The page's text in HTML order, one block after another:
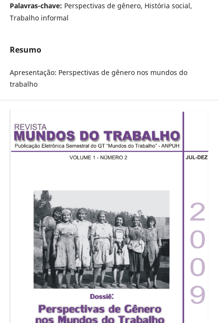
Palavras-chave: Perspectivas de gênero, História social,
Trabalho informal
Resumo
Apresentação: Perspectivas de gênero nos mundos do
trabalho